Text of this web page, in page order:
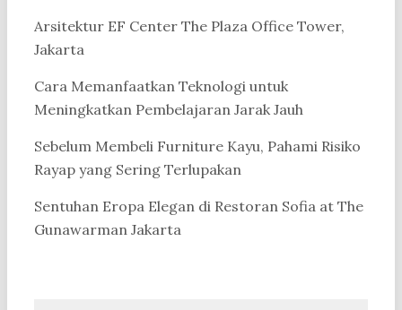
Arsitektur EF Center The Plaza Office Tower,
Jakarta
Cara Memanfaatkan Teknologi untuk
Meningkatkan Pembelajaran Jarak Jauh
Sebelum Membeli Furniture Kayu, Pahami Risiko
Rayap yang Sering Terlupakan
Sentuhan Eropa Elegan di Restoran Sofia at The
Gunawarman Jakarta